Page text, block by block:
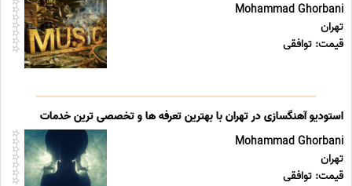
Mohammad Ghorbani
تهران
قیمت: توافقی
استودیو آهنگسازی در تهران با بهترین تعرفه ها و تخصصی ترین خدمات
Mohammad Ghorbani
تهران
قیمت: توافقی